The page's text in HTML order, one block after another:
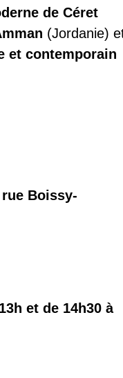
de Céret
(Jordanie)
et contemporain
Boissy-
et de 14h30 à